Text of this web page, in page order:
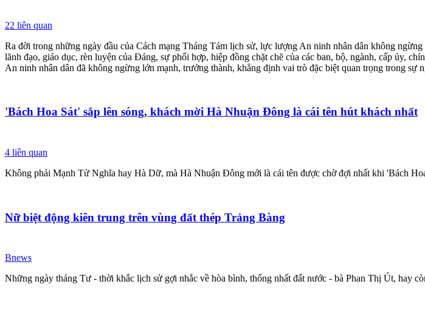
22 liên quan
Ra đời trong những ngày đầu của Cách mạng Tháng Tám lịch sử, lực lượng An ninh nhân dân không
lãnh đạo, giáo dục, rèn luyện của Đảng, sự phối hợp, hiệp đồng chặt chẽ của các ban, bộ, ngành, cấp ủy,
An ninh nhân dân đã không ngừng lớn mạnh, trưởng thành, khẳng định vai trò đặc biệt quan trọng trong
'Bách Hoa Sát' sắp lên sóng, khách mời Hà Nhuận Đông là cái tên hút khách nhất
4 liên quan
Không phải Mạnh Tử Nghĩa hay Hà Dữ, mà Hà Nhuận Đông mới là cái tên được chờ đợi nhất khi 'Bách
Nữ biệt động kiên trung trên vùng đất thép Trảng Bàng
Bnews
Những ngày tháng Tư - thời khắc lịch sử gợi nhắc về hòa bình, thống nhất đất nước - bà Phan Thị Út, hay